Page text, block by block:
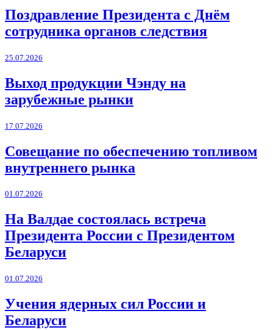
Поздравление Президента с Днём
сотрудника органов следствия
25.07.2026
Выход продукции Чэнду на
зарубежные рынки
17.07.2026
Совещание по обеспечению топливом
внутреннего рынка
01.07.2026
На Валдае состоялась встреча
Президента России с Президентом
Беларуси
01.07.2026
Учения ядерных сил России и
Беларуси